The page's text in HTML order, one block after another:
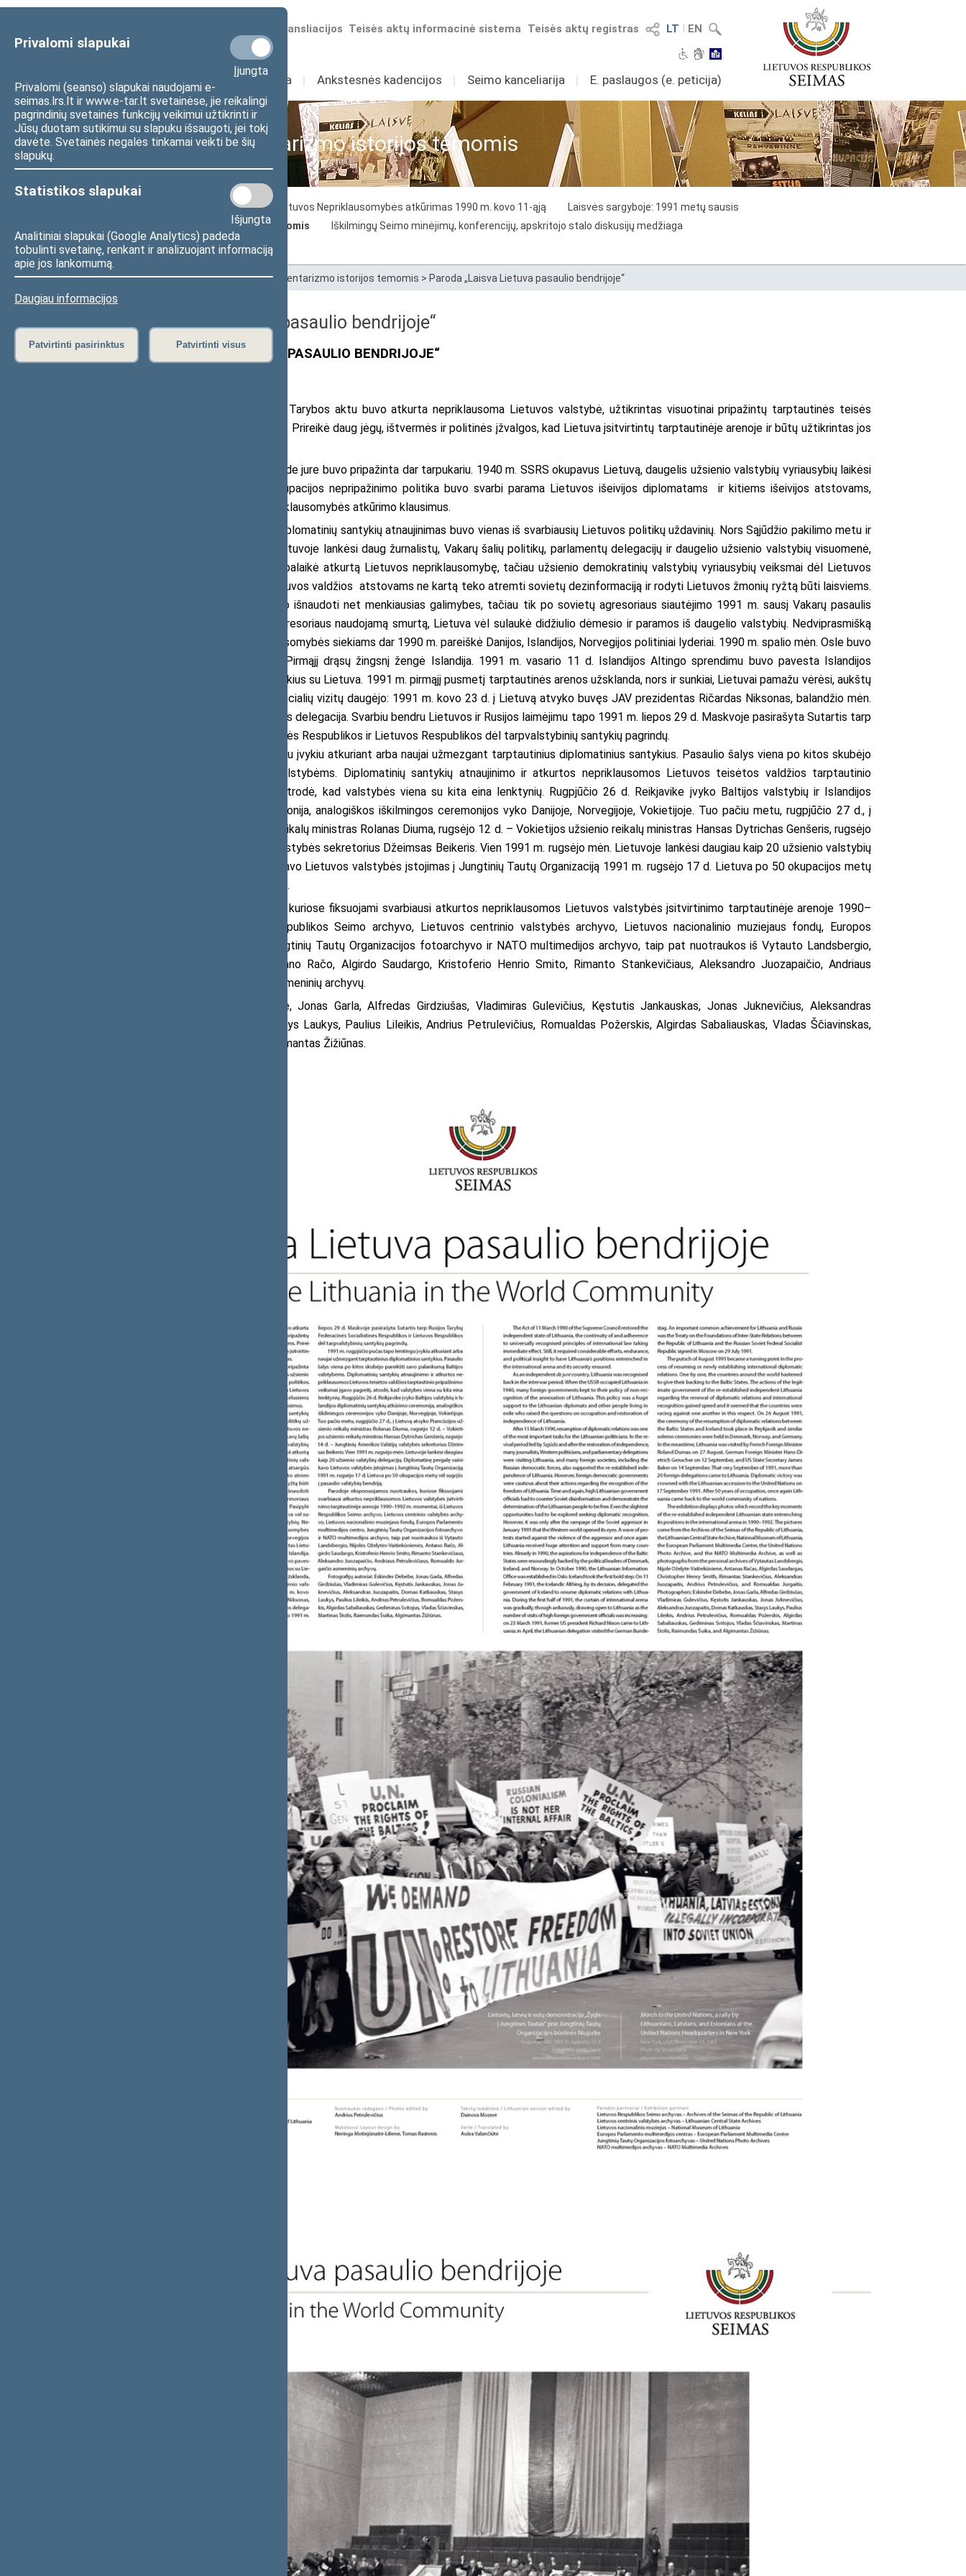
Privalomi slapukai
Įjungta
Privalomi (seanso) slapukai naudojami e-
seimas.lrs.lt ir www.e-tar.lt svetainėse, jie reikalingi
pagrindinių svetainės funkcijų veikimui užtikrinti ir
Jūsų duotam sutikimui su slapuku išsaugoti, jei tokį
davėte. Svetainės negalės tinkamai veikti be šių
slapukų.
Statistikos slapukai
Išjungta
Analitiniai slapukai (Google Analytics) padeda
tobulinti svetainę, renkant ir analizuojant informaciją
apie jos lankomumą.
Daugiau informacijos
Patvirtinti pasirinktus Patvirtinti visus
LT I EN
Teisės aktų registras
Teisės aktų informacinė sistema
Numatomos transliacijos
Sudėtis Veikla I Ankstesnės kadencijos I Seimo kanceliarija I E. paslaugos (e. peticija)
Parodos parlamentarizmo istorijos temomis
Lietuvos Seimo istorijos įdomybės Lietuvos Nepriklausomybės atkūrimas 1990 m. kovo 11-ąją
Laisvės sargyboje: 1991 metų sausis
Parodos parlamentarizmo istorijos temomis
Iškilmingų Seimo minėjimų, konferencijų, apskritojo stalo diskusijų medžiaga
Lietuvos parlamentarizmo raida
Pradžia>Seimo istorija>Parodos parlamentarizmo istorijos temomis > Paroda „Laisva Lietuva pasaulio bendrijoje“
Paroda „Laisva Lietuva pasaulio bendrijoje“
Apie parodą „LAISVA LIETUVA PASAULIO BENDRIJOJE“
.1990 m. kovo 11 d. Aukščiausiosios Tarybos aktu buvo atkurta nepriklausoma Lietuvos valstybė, užtikrintas visuotinai pripažintų tarptautinės teisės
principų tęstinumas ir ištikimybė jiems. Prireikė daug jėgų, ištvermės ir politinės įžvalgos, kad Lietuva įsitvirtintų tarptautinėje arenoje ir būtų užtikrintas jos
Lietuva, kaip nepriklausoma valstybė, de jure buvo pripažinta dar tarpukariu. 1940 m. SSRS okupavus Lietuvą, daugelis užsienio valstybių vyriausybių laikėsi
aneksijos nepripažinimo politikos. Okupacijos nepripažinimo politika buvo svarbi parama Lietuvos išeivijos diplomatams ir kitiems išeivijos atstovams,
kėlusiems Lietuvos okupacijos ir nepriklausomybės atkūrimo klausimus.
Po 1990 m. kovo 11 d. tarptautinių diplomatinių santykių atnaujinimas buvo vienas iš svarbiausių Lietuvos politikų uždavinių. Nors Sąjūdžio pakilimo metu ir
atkūrus Lietuvos nepriklausomybę Lietuvoje lankėsi daug žurnalistų, Vakarų šalių politikų, parlamentų delegacijų ir daugelio užsienio valstybių visuomenė,
taip pat Rusijos demokratinės jėgos palaikė atkurtą Lietuvos nepriklausomybę, tačiau užsienio demokratinių valstybių vyriausybių veiksmai dėl Lietuvos
laisvės buvo atsargūs. Aukštiems Lietuvos valdžios atstovams ne kartą teko atremti sovietų dezinformaciją ir rodyti Lietuvos žmonių ryžtą būti laisviems.
Siekiant diplomatinio pripažinimo teko išnaudoti net menkiausias galimybes, tačiau tik po sovietų agresoriaus siautėjimo 1991 m. sausį Vakarų pasaulis
praregėjo. Pasipylė protestai prieš agresoriaus naudojamą smurtą, Lietuva vėl sulaukė didžiulio dėmesio ir paramos iš daugelio valstybių. Nedviprasmišką
palankumą Baltijos valstybių nepriklausomybės siekiams dar 1990 m. pareiškė Danijos, Islandijos, Norvegijos politiniai lyderiai. 1990 m. spalio mėn. Osle buvo
įkurtas Lietuvos informacinis biuras. Pirmąjį drąsų žingsnį žengė Islandija. 1991 m. vasario 11 d. Islandijos Altingo sprendimu buvo pavesta Islandijos
vyriausybei atkurti diplomatinius santykius su Lietuva. 1991 m. pirmąjį pusmetį tarptautinės arenos užsklanda, nors ir sunkiai, Lietuvai pamažu vėrėsi, aukštų
užsienio valstybių valdžios atstovų oficialių vizitų daugėjo: 1991 m. kovo 23 d. į Lietuvą atvyko buvęs JAV prezidentas Ričardas Niksonas, balandžio mėn.
Vokietijos Bundestage lankėsi Lietuvos delegacija. Svarbiu bendru Lietuvos ir Rusijos laimėjimu tapo 1991 m. liepos 29 d. Maskvoje pasirašyta Sutartis tarp
Rusijos Tarybų Federacinės Socialistinės Respublikos ir Lietuvos Respublikos dėl tarpvalstybinių santykių pagrindų.
1991 m. rugpjūčio pučas tapo lemtingu įvykiu atkuriant arba naujai užmezgant tarptautinius diplomatinius santykius. Pasaulio šalys viena po kitos skubėjo
pareikšti savo palankumą Baltijos valstybėms. Diplomatinių santykių atnaujinimo ir atkurtos nepriklausomos Lietuvos teisėtos valdžios tarptautinio
pripažinimo veiksmai įgavo pagreitį, atrodė, kad valstybės viena su kita eina lenktynių. Rugpjūčio 26 d. Reikjavike įvyko Baltijos valstybių ir Islandijos
diplomatinių santykių atkūrimo ceremonija, analogiškos iškilmingos ceremonijos vyko Danijoje, Norvegijoje, Vokietijoje. Tuo pačiu metu, rugpjūčio 27 d., į
Lietuvą atvyko Prancūzijos užsienio reikalų ministras Rolanas Diuma, rugsėjo 12 d. – Vokietijos užsienio reikalų ministras Hansas Dytrichas Genšeris, rugsėjo
14 d. – Jungtinių Amerikos Valstijų valstybės sekretorius Džeimsas Beikeris. Vien 1991 m. rugsėjo mėn. Lietuvoje lankėsi daugiau kaip 20 užsienio valstybių
delegacijų. Diplomatinę pergalę vainikavo Lietuvos valstybės įstojimas į Jungtinių Tautų Organizaciją 1991 m. rugsėjo 17 d. Lietuva po 50 okupacijos metų
vėl sugrįžo į pasaulio valstybių bendriją.
Parodoje eksponuojamos nuotraukos, kuriose fiksuojami svarbiausi atkurtos nepriklausomos Lietuvos valstybės įsitvirtinimo tarptautinėje arenoje 1990–
1992 m. momentai, iš Lietuvos Respublikos Seimo archyvo, Lietuvos centrinio valstybės archyvo, Lietuvos nacionalinio muziejaus fondų, Europos
Parlamento multimedijos centro, Jungtinių Tautų Organizacijos fotoarchyvo ir NATO multimedijos archyvo, taip pat nuotraukos iš Vytauto Landsbergio,
Nijolės Oželytės-Vaitiekūnienės, Antano Račo, Algirdo Saudargo, Kristoferio Henrio Smito, Rimanto Stankevičiaus, Aleksandro Juozapaičio, Andriaus
Petrulevičiaus, Romualdo Jurgaičio asmeninių archyvų.
Fotografijų autoriai: Eskinder Debebe, Jonas Garla, Alfredas Girdziušas, Vladimiras Gulevičius, Kęstutis Jankauskas, Jonas Juknevičius, Aleksandras
Juozapaitis, Domas Katkauskas, Stasys Laukys, Paulius Lileikis, Andrius Petrulevičius, Romualdas Požerskis, Algirdas Sabaliauskas, Vladas Ščiavinskas,
Martinas Štolis, Raimundas Šuika, Algimantas Žižiūnas.